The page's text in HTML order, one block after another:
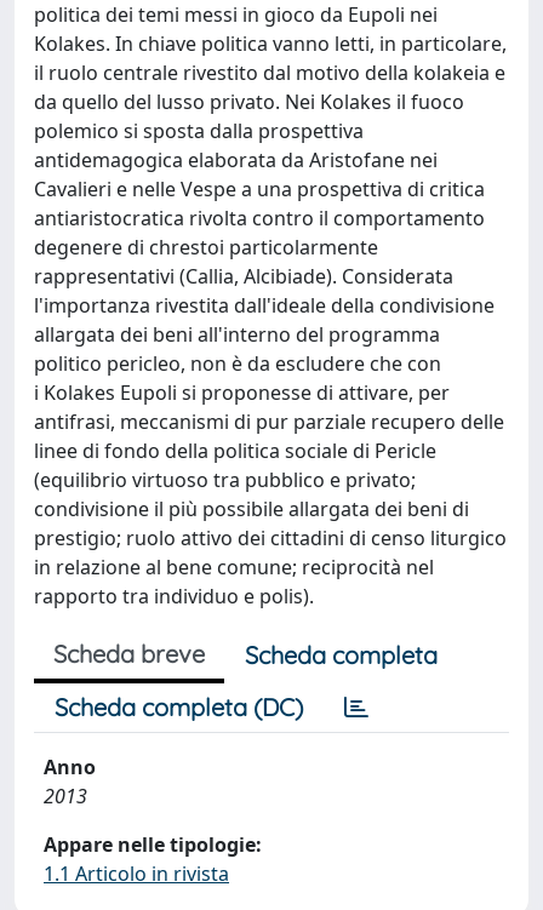
politica dei temi messi in gioco da Eupoli nei
Kolakes. In chiave politica vanno letti, in particolare,
il ruolo centrale rivestito dal motivo della kolakeia e
da quello del lusso privato. Nei Kolakes il fuoco
polemico si sposta dalla prospettiva
antidemagogica elaborata da Aristofane nei
Cavalieri e nelle Vespe a una prospettiva di critica
antiaristocratica rivolta contro il comportamento
degenere di chrestoi particolarmente
rappresentativi (Callia, Alcibiade). Considerata
l'importanza rivestita dall'ideale della condivisione
allargata dei beni all'interno del programma
politico pericleo, non è da escludere che con
i Kolakes Eupoli si proponesse di attivare, per
antifrasi, meccanismi di pur parziale recupero delle
linee di fondo della politica sociale di Pericle
(equilibrio virtuoso tra pubblico e privato;
condivisione il più possibile allargata dei beni di
prestigio; ruolo attivo dei cittadini di censo liturgico
in relazione al bene comune; reciprocità nel
rapporto tra individuo e polis).
Scheda breve
Scheda completa
Scheda completa (DC)
Anno
2013
Appare nelle tipologie:
1.1 Articolo in rivista